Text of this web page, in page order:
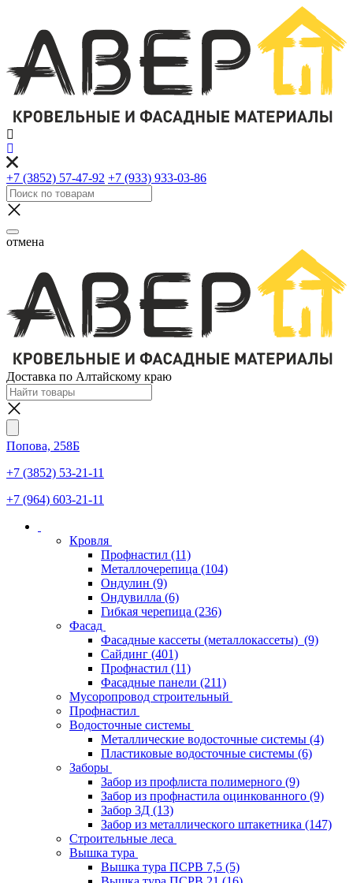
+7 (3852) 57-47-92 +7 (933) 933-03-86
отмена
Доставка по Алтайскому краю
Попова, 258Б
+7 (3852) 53-21-11
+7 (964) 603-21-11
Кровля
Профнастил (11)
Металлочерепица (104)
Ондулин (9)
Ондувилла (6)
Гибкая черепица (236)
Фасад
Фасадные кассеты (металлокассеты) (9)
Сайдинг (401)
Профнастил (11)
Фасадные панели (211)
Мусоропровод строительный
Профнастил
Водосточные системы
Металлические водосточные системы (4)
Пластиковые водосточные системы (6)
Заборы
Забор из профлиста полимерного (9)
Забор из профнастила оцинкованного (9)
Забор 3Д (13)
Забор из металлического штакетника (147)
Строительные леса
Вышка тура
Вышка тура ПСРВ 7,5 (5)